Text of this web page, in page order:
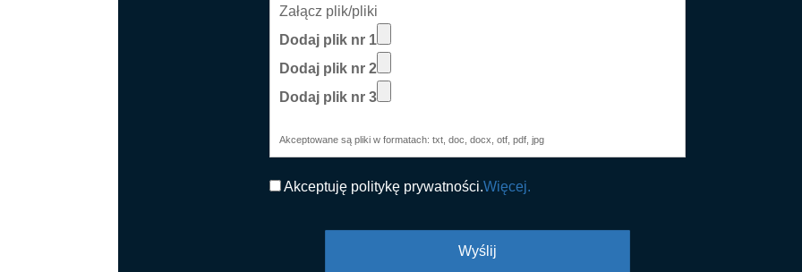
Załącz plik/pliki
Dodaj plik nr 1
Dodaj plik nr 2
Dodaj plik nr 3
Akceptowane są pliki w formatach: txt, doc, docx, otf, pdf, jpg
Akceptuję politykę prywatności.Więcej.